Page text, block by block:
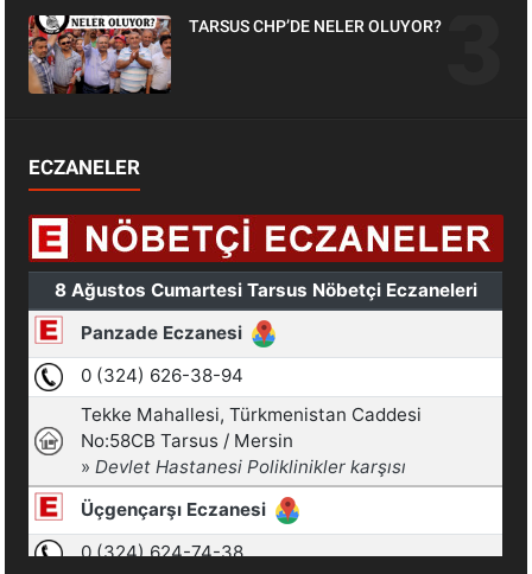
TARSUS CHP’DE NELER OLUYOR?
ECZANELER